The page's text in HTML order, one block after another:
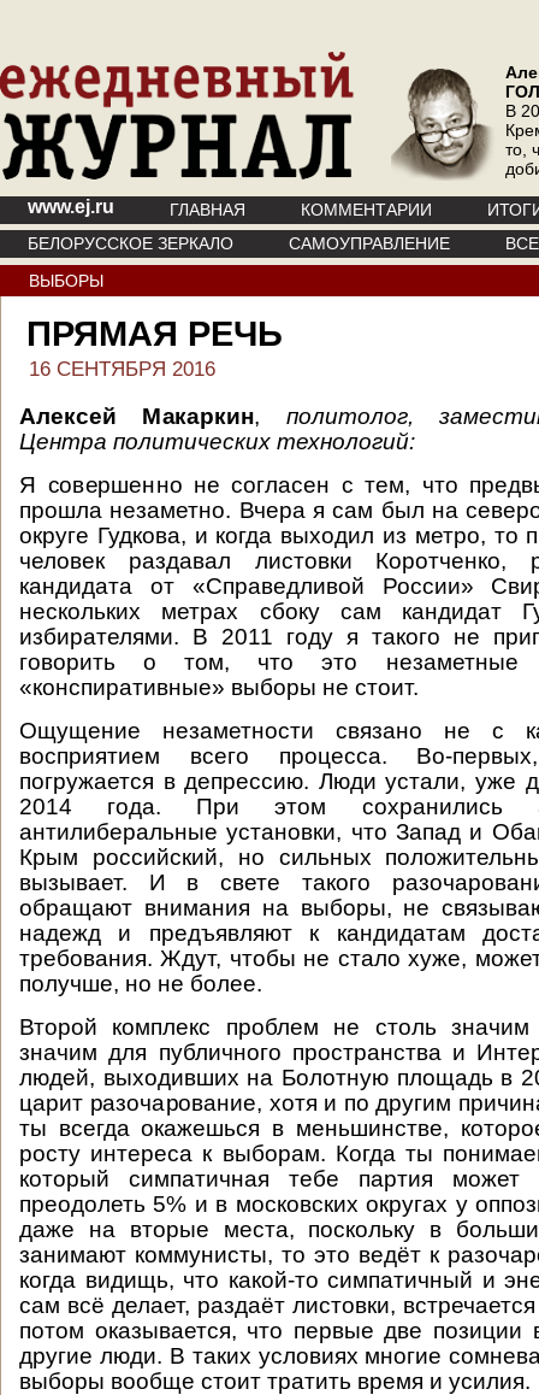
В
то,
www.ej.ru ГЛАВНАЯ КОММЕНТАРИИ
БЕЛОРУССКОЕ ЗЕРКАЛО
САМОУПРАВЛЕНИЕ
ВЫБОРЫ
ПРЯМАЯ РЕЧЬ
16 СЕНТЯБРЯ 2016
Алексей Макаркин, политолог,
Центра политических технологий:
Я совершенно не согласен с тем, что
прошла незаметно. Вчера я сам был на
округе Гудкова, и когда выходил из метро, то
человек раздавал листовки
кандидата от «Справедливой России»
нескольких метрах сбоку сам кандидат
избирателями. В 2011 году я такого не
говорить о том, что это
«конспиративные» выборы не стоит.
Ощущение незаметности связано не с
восприятием всего процесса. Во-
погружается в депрессию. Люди устали, уже
2014 года. При этом сохранились
антилиберальные установки, что Запад и
Крым российский, но сильных
вызывает. И в свете такого
обращают внимания на выборы, не
надежд и предъявляют к кандидатам
требования. Ждут, чтобы не стало хуже,
получше, но не более.
Второй комплекс проблем не столь значим
значим для публичного пространства и
людей, выходивших на Болотную площадь в
царит разочарование, хотя и по другим
ты всегда окажешься в меньшинстве,
росту интереса к выборам. Когда ты
который симпатичная тебе партия
преодолеть 5% и в московских округах у
даже на вторые места, поскольку в
занимают коммунисты, то это ведёт к
когда видищь, что какой-то симпатичный и
сам всё делает, раздаёт листовки,
потом оказывается, что первые две позиции
другие люди. В таких условиях многие
выборы вообще стоит тратить время и усилия.